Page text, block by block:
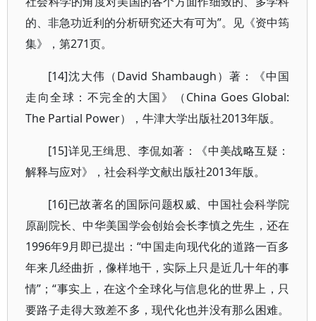
的、非急功近利的分析研究还大有可为”。见《资中筠
集》，第271页。
[14]沈大伟（David Shambaugh）著：《中国
走向全球：不完全的大国》（China Goes Global:
The Partial Power），牛津大学出版社2013年版。
[15]详见王缉思、李侃如著：《中美战略互疑：
解释与应对》，社会科学文献出版社2013年版。
[16]已故著名的国际问题权威、中国社会科学院
原副院长、中华美国学会创始会长李慎之先生，还在
1996年9月即已提出：“中国走向现代化的道路一百多
年来几经曲折，像样地干，实际上只是近几十年的事
情”；“事实上，在这个全球化与信息化的世界上，只
要路子走得大致差不多，现代化也并没有那么困难。